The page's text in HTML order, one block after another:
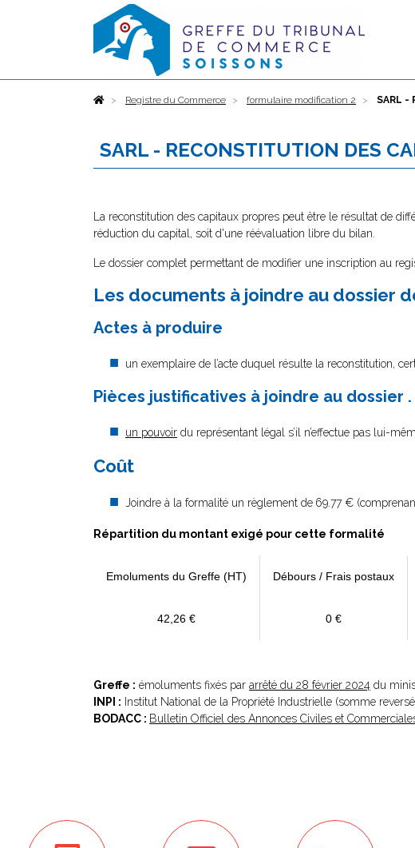
AccueilRegistre du Commerce formulaire modification 2 SARL
SARL - RECONSTITUTION DES
La reconstitution des capitaux propres peut être le résultat de
réduction du capital, soit d'une réévaluation libre du bilan.
Le dossier complet permettant de modifier une inscription au
Les documents à joindre au dossier
Actes à produire
un exemplaire de l’acte duquel résulte la reconstitution,
Pièces justificatives à joindre au dossier .
un pouvoir du représentant légal s’il n’effectue pas lui-
Coût
Joindre à la formalité un règlement de 69.77 €
Répartition du montant exigé pour cette formalité
Emoluments du Greffe (HT) Débours / Frais postaux
42,26 € 0 €
Greffe : émoluments fixés par arrêté du 28 février 2024 du
INPI : Institut National de la Propriété Industrielle (somme
BODACC : Bulletin Officiel des Annonces Civiles et